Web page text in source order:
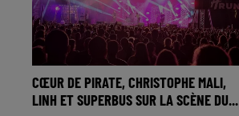
CŒUR DE PIRATE, CHRISTOPHE MALI,
LINH ET SUPERBUS SUR LA SCÈNE DU...